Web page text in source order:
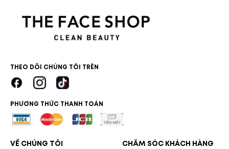
THEO DÕI CHÚNG TÔI TRÊN
PHƯƠNG THỨC THANH TOÁN
VỀ CHÚNG TÔI
CHĂM SÓC KHÁCH HÀNG